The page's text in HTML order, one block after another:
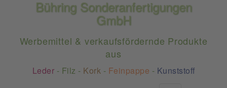
Bühring Sonderanfertigungen
GmbH
Werbemittel & verkaufsfördernde Produkte
aus
Leder - Filz - Kork - Feinpappe - Kunststoff